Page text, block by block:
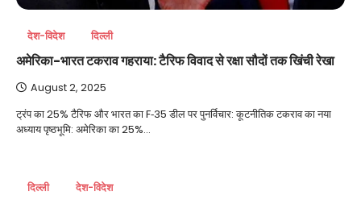
देश-विदेश दिल्ली
अमेरिका-भारत टकराव गहराया: टैरिफ विवाद से रक्षा सौदों तक खिंची रेखा
August 2, 2025
ट्रंप का 25% टैरिफ और भारत का F‑35 डील पर पुनर्विचार: कूटनीतिक टकराव का नया
अध्याय पृष्ठभूमि: अमेरिका का 25%…
दिल्ली देश-विदेश